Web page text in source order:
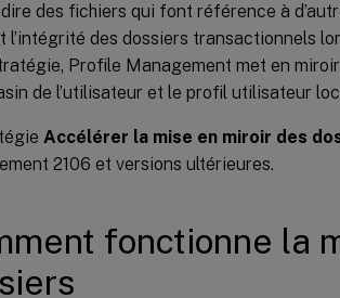
dire des fichiers qui font référence à
l’intégrité des dossiers transactionnels
Profile Management met en
de l’utilisateur et le profil utilisateur
Accélérer la mise en miroir des
2106 et versions ultérieures.
fonctionne la